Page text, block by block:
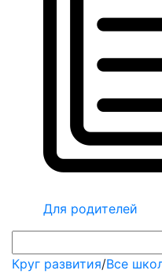
Для родителей
Круг развития/Все